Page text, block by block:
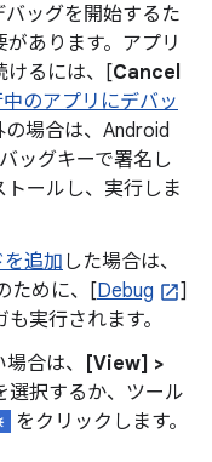
ッグを開始するた
あります。アプリ
けるには、[Cancel
のアプリにデバッ
の場合は、Android
ッグキーで署名し
ールし、実行しま
追加 した場合は、
ために、[Debug
]
実行されます。
合は、
[View] >
選択するか、ツール
をクリックします。